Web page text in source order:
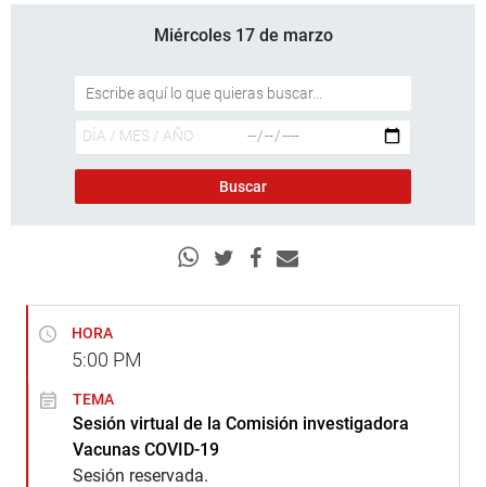
Miércoles 17 de marzo
HORA
5:00 PM
TEMA
Sesión virtual de la Comisión investigadora
Vacunas COVID-19
Sesión reservada.